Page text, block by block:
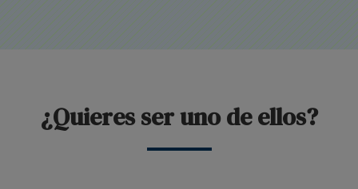
¿Quieres ser uno de ellos?